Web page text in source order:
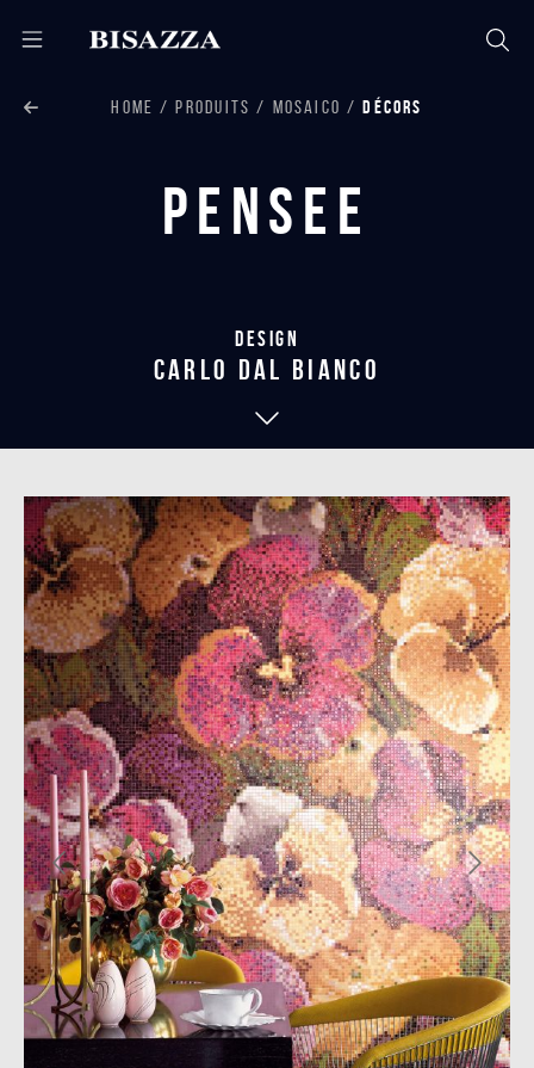
HOME PRODUITS MOSAICO DÉCORS
Pensee
Design
carlo dal bianco